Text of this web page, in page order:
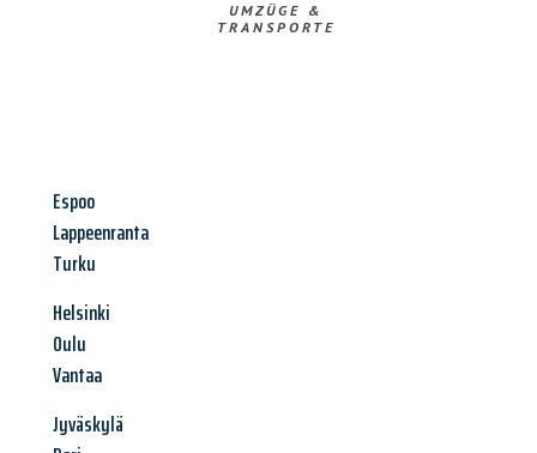
UMZÜGE &
TRANSPORTE
Espoo
Lappeenranta
Turku
Helsinki
Oulu
Vantaa
Jyväskylä